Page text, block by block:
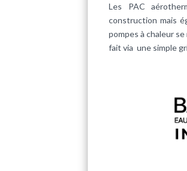
Les PAC
construction mais
pompes à chaleur
fait via une simple